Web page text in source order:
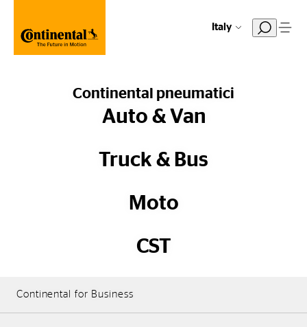
Italy
Continental pneumatici
Auto & Van
Truck & Bus
Moto
CST
Continental for Business